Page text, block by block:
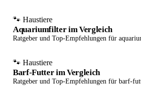
🐾 Haustiere
Aquariumfilter im Vergleich
Ratgeber und Top-Empfehlungen für
🐾 Haustiere
Barf-Futter im Vergleich
Ratgeber und Top-Empfehlungen für barf-